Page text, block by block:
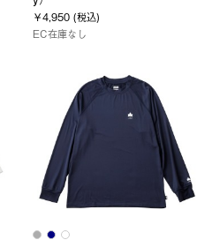
￥4,950 (税込)
EC在庫なし